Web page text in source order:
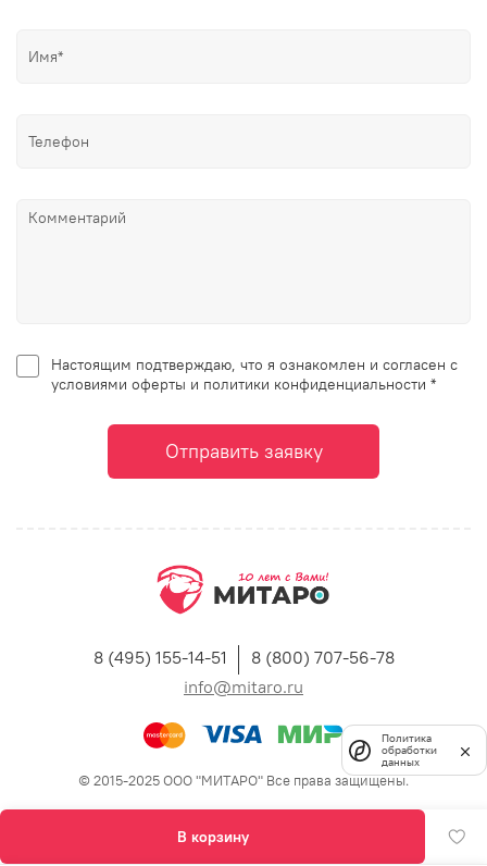
В корзину
Настоящим подтверждаю, что я ознакомлен и согласен с
условиями оферты и политики конфиденциальности *
Отправить заявку
8 (495) 155-14-51
8 (800) 707-56-78
info@mitaro.ru
© 2015-2025 ООО "МИТАРО" Все права защищены.
Политика
обработки
данных